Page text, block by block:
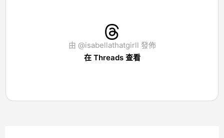
由 @isabellathatgirll 發佈
在 Threads 查看